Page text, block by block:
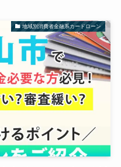
地域別消費者金融系カードローン